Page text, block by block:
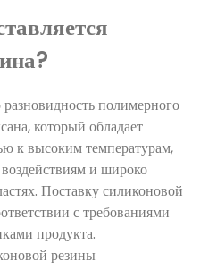
полимерного
который обладает
к высоким температурам,
и широко
Поставку силиконовой
с требованиями
продукта.
резины